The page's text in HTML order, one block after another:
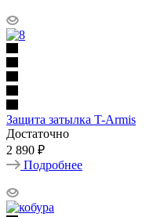
Защита затылка T-Armis
Достаточно
2 890 ₽
Подробнее